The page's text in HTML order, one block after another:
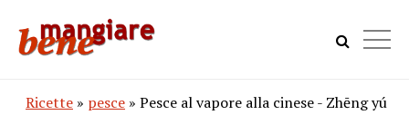
Ricette » pesce » Pesce al vapore alla cinese - Zhēng yú